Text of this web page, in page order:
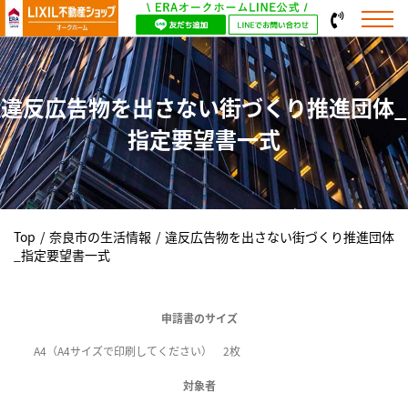
違反広告物を出さない街づくり推進団体_
指定要望書一式
Top / 奈良市の生活情報 / 違反広告物を出さない街づくり推進団体
_指定要望書一式
申請書のサイズ
A4（A4サイズで印刷してください） 2枚
対象者